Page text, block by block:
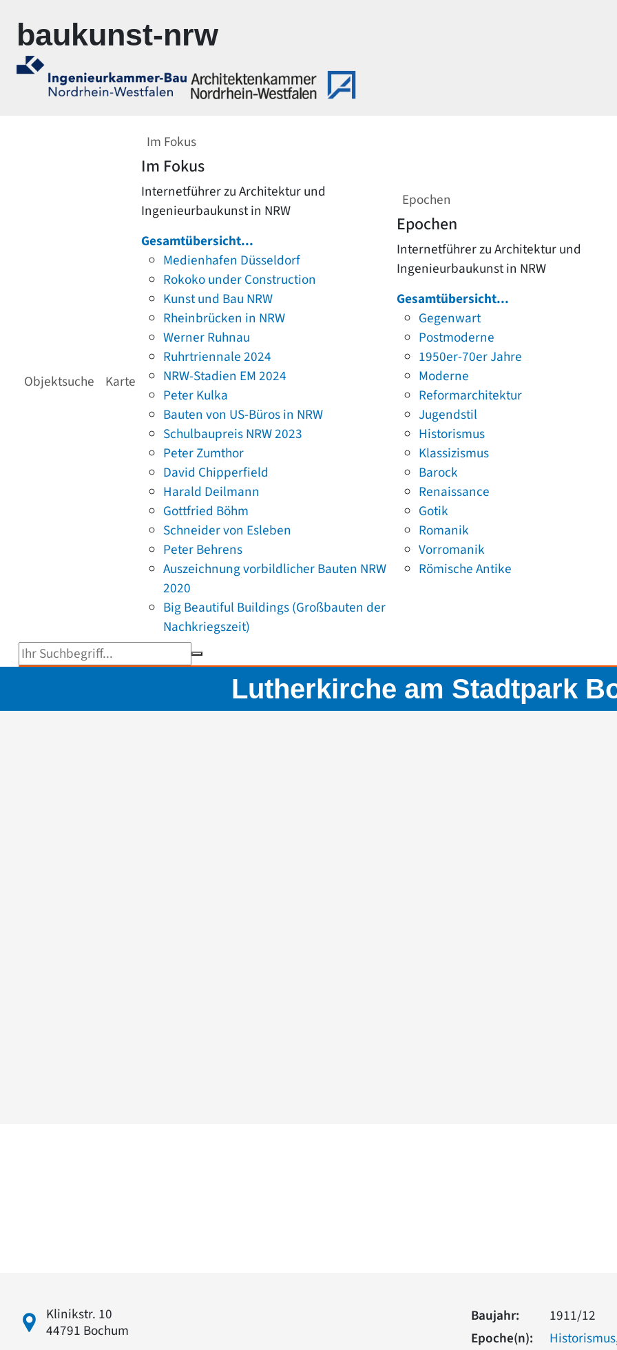
baukunst-nrw
Objektsuche Karte
Im Fokus
Im Fokus
Internetführer zu Architektur und
Ingenieurbaukunst in NRW
Gesamtübersicht...
Medienhafen Düsseldorf
Rokoko under Construction
Kunst und Bau NRW
Rheinbrücken in NRW
Werner Ruhnau
Ruhrtriennale 2024
NRW-Stadien EM 2024
Peter Kulka
Bauten von US-Büros in NRW
Schulbaupreis NRW 2023
Peter Zumthor
David Chipperfield
Harald Deilmann
Gottfried Böhm
Schneider von Esleben
Peter Behrens
Auszeichnung vorbildlicher Bauten NRW
2020
Big Beautiful Buildings (Großbauten der
Nachkriegszeit)
Epochen
Epochen
Internetführer zu Architektur und
Ingenieurbaukunst in NRW
Gesamtübersicht...
Gegenwart
Postmoderne
1950er-70er Jahre
Moderne
Reformarchitektur
Jugendstil
Historismus
Klassizismus
Barock
Renaissance
Gotik
Romanik
Vorromanik
Römische Antike
Suchbegriff eingeben
Lutherkirche am Stadtpark
Klinikstr. 10
44791 Bochum
Baujahr:
1911/12
Epoche(n):
Historismus